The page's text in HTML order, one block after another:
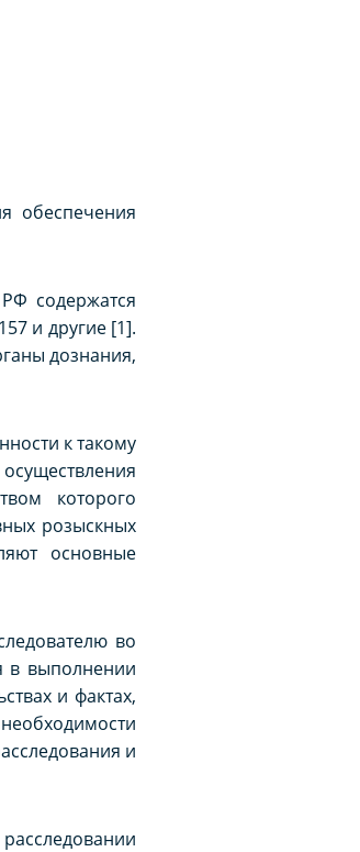
обеспечения
содержатся
и другие [1].
дознания,
к такому
которого
розыскных
основные
во
в выполнении
и фактах,
и